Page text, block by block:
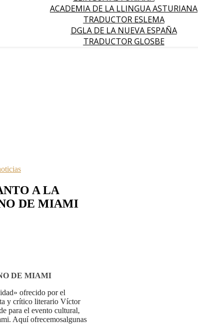
ACADEMIA DE LA LLINGUA ASTURIANA
TRADUCTOR ESLEMA
DGLA DE LA NUEVA ESPAÑA
TRADUCTOR GLOSBE
A LA
DE MIAMI
DE MIAMI
ofrecido por el
y crítico literario Víctor
para el evento cultural,
Aquí ofrecemosalgunas